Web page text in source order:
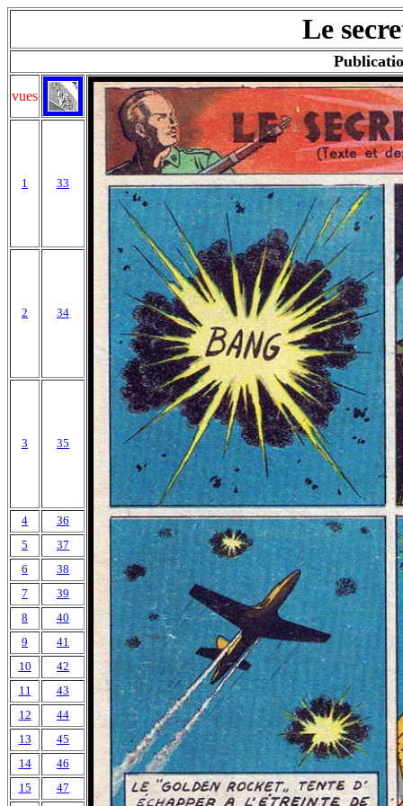
Le
vues
1 33
2 34
3 35
4
36
5
37
6
38
7
39
8
40
9
41
10
42
11
43
12
44
13
45
14
46
15
47